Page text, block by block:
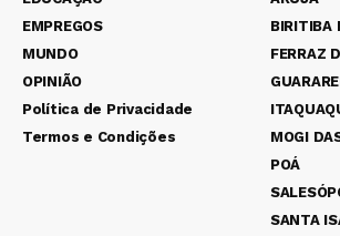
EMPREGOS
MUNDO
OPINIÃO
Política de Privacidade
Termos e Condições
BIRITIBA
FERRAZ
MOGI
POÁ
SANTA